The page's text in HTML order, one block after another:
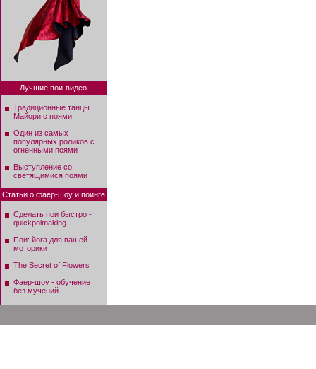
Лучшие пои-видео
Традиционные танцы
Майори с поями
Один из самых
популярных роликов с
огненными поями
Выступление со
светящимися поями
Статьи о фаер-шоу и поинге
Сделать пои быстро -
quickpoimaking
Пои: йога для вашей
моторики
The Secret of Flowers
Фаер-шоу - обучение
без мучений